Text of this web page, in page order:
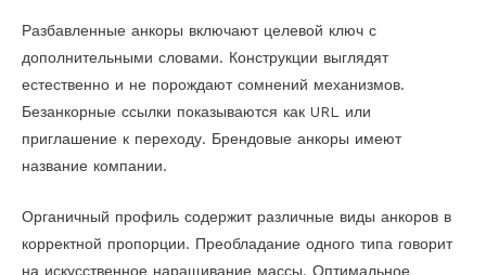
Разбавленные анкоры включают целевой ключ с
дополнительными словами. Конструкции выглядят
естественно и не порождают сомнений механизмов.
Безанкорные ссылки показываются как URL или
приглашение к переходу. Брендовые анкоры имеют
название компании.
Органичный профиль содержит различные виды анкоров в
корректной пропорции. Преобладание одного типа говорит
на искусственное наращивание массы. Оптимальное